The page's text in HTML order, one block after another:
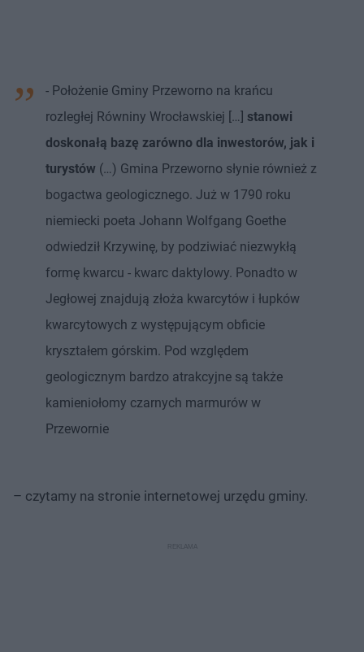
- Położenie Gminy Przeworno na krańcu
rozległej Równiny Wrocławskiej […] stanowi
doskonałą bazę zarówno dla inwestorów, jak i
turystów (…) Gmina Przeworno słynie również z
bogactwa geologicznego. Już w 1790 roku
niemiecki poeta Johann Wolfgang Goethe
odwiedził Krzywinę, by podziwiać niezwykłą
formę kwarcu - kwarc daktylowy. Ponadto w
Jegłowej znajdują złoża kwarcytów i łupków
kwarcytowych z występującym obficie
kryształem górskim. Pod względem
geologicznym bardzo atrakcyjne są także
kamieniołomy czarnych marmurów w
Przewornie
– czytamy na stronie internetowej urzędu gminy.